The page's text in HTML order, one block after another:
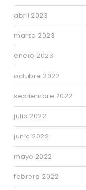
abril 2023
marzo 2023
enero 2023
octubre 2022
septiembre 2022
julio 2022
junio 2022
mayo 2022
febrero 2022